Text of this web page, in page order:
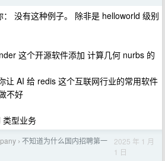
： 没有这种例子。 除非是 helloworld 级别
这个开源软件添加 计算几何 nurbs 的
让 AI 给 redis 这个互联网行业的常用软件
不好
类型业务
› 不知道为什么国内招聘第一
2025 年 1 月
1 日